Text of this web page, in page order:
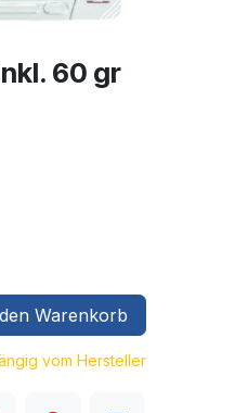
60 gr
Warenkorb
vom Hersteller